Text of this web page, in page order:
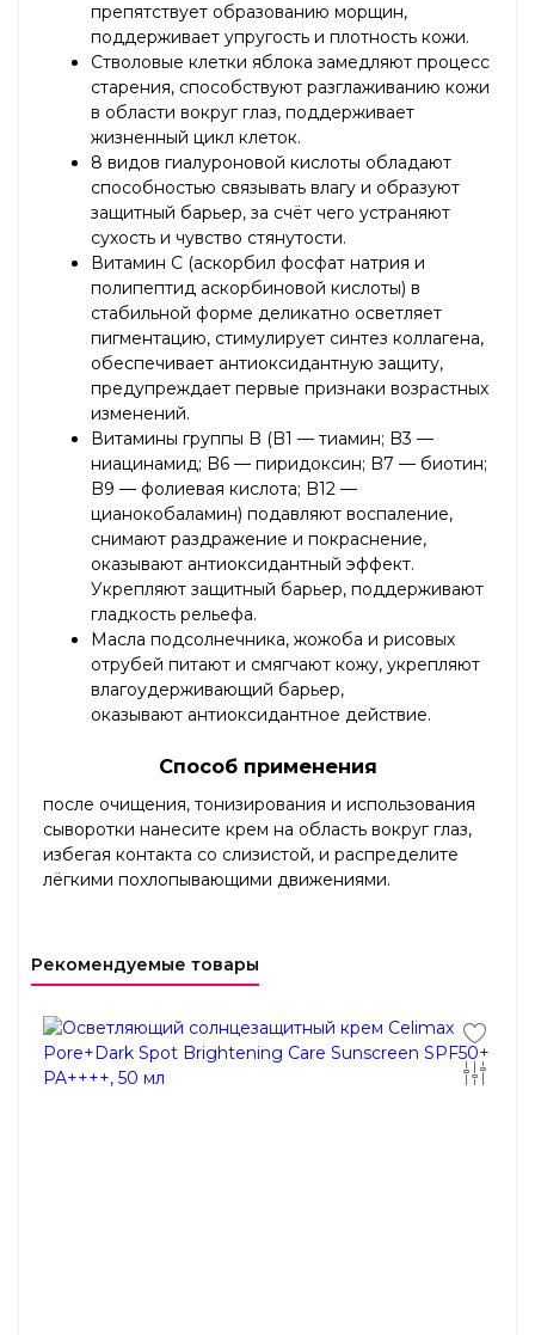
препятствует образованию морщин,
поддерживает упругость и плотность кожи.
Стволовые клетки яблока замедляют процесс
старения, способствуют разглаживанию кожи
в области вокруг глаз, поддерживает
жизненный цикл клеток.
8 видов гиалуроновой кислоты обладают
способностью связывать влагу и образуют
защитный барьер, за счёт чего устраняют
сухость и чувство стянутости.
Витамин C (аскорбил фосфат натрия и
полипептид аскорбиновой кислоты) в
стабильной форме деликатно осветляет
пигментацию, стимулирует синтез коллагена,
обеспечивает антиоксидантную защиту,
предупреждает первые признаки возрастных
изменений.
Витамины группы B (B1 — тиамин; B3 —
ниацинамид; B6 — пиридоксин; B7 — биотин;
B9 — фолиевая кислота; B12 —
цианокобаламин) подавляют воспаление,
снимают раздражение и покраснение,
оказывают антиоксидантный эффект.
Укрепляют защитный барьер, поддерживают
гладкость рельефа.
Масла подсолнечника, жожоба и рисовых
отрубей питают и смягчают кожу, укрепляют
влагоудерживающий барьер,
оказывают антиоксидантное действие.
Способ применения
после очищения, тонизирования и использования
сыворотки нанесите крем на область вокруг глаз,
избегая контакта со слизистой, и распределите
лёгкими похлопывающими движениями.
Рекомендуемые товары